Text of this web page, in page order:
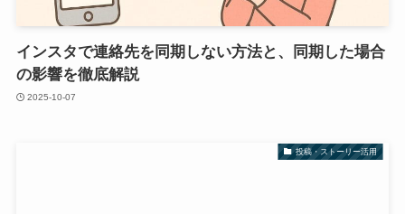
インスタで連絡先を同期しない方法と、同期した場合
の影響を徹底解説
2025-10-07
投稿・ストーリー活用